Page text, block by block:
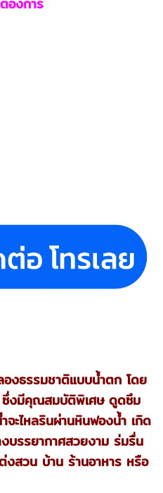
งธรรมชาติแบบน้ำตก โดย
งมีคุณสมบัติพิเศษ ดูดซึม
จะไหลรินผ่านหินฟองน้ำ เกิด
บรรยากาศสวยงาม ร่มรื่น
งสวน บ้าน ร้านอาหาร หรือ